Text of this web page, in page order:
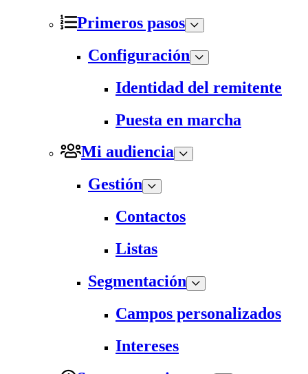
Primeros pasos
Configuración
Identidad del remitente
Puesta en marcha
Mi audiencia
Gestión
Contactos
Listas
Segmentación
Campos personalizados
Intereses